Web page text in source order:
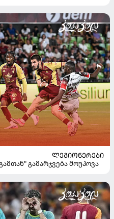
ᲚᲔᲒᲘᲝᲜᲔᲠᲔᲑᲘ
გამარჯვება მოუპოვა